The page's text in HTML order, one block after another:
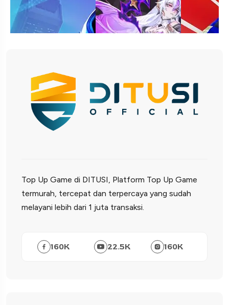
Top Up Game di DITUSI, Platform Top Up Game
termurah, tercepat dan terpercaya yang sudah
melayani lebih dari 1 juta transaksi.
160K 22.5K 160K